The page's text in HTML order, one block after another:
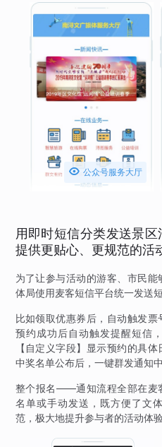
 公众号服务大厅
用即时短信分类发送景
提供更贴心、更规范的活
为了让参与活动的游客、市民
体局使用麦客短信平台统一发送
比如领取优惠券后，自动触发
预约成功后自动触发提醒短信
【自定义字段】显示预约的具
中奖名单公布后，一键群发通知
整个报名——通知流程全部在麦
名单或手动发送，既方便了文
范，极大地提升参与者的活动体验